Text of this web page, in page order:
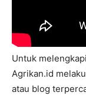
Untuk
Agrikan.id
atau blog